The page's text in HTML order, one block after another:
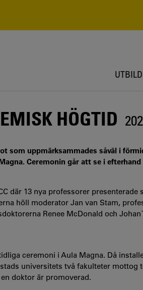
HÖGTID
som uppmärksammades såväl i
Ceremonin går att se i
där 13 nya professorer presenterade
höll moderator Jan van Stam,
Renee McDonald och Johan
ceremoni i Aula Magna. Då
universitets två fakulteter mottog
doktor är promoverad.